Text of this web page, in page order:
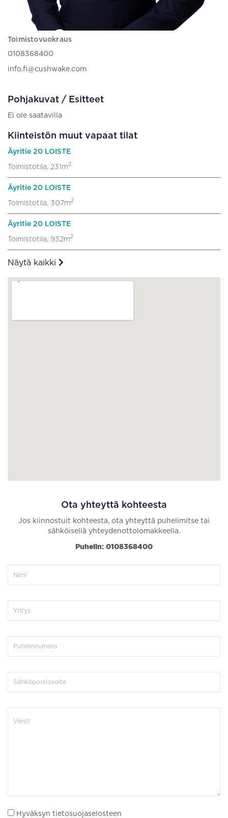
Toimistovuokraus
0108368400
info.fi@cushwake.com
Pohjakuvat / Esitteet
Ei ole saatavilla
Kiinteistön muut vapaat tilat
Äyritie 20 LOISTE
Toimistotila, 231m2
Äyritie 20 LOISTE
Toimistotila, 307m2
Äyritie 20 LOISTE
Toimistotila, 932m2
Näytä kaikki
Ota yhteyttä kohteesta
Jos kiinnostuit kohteesta, ota yhteyttä puhelimitse tai
sähköisellä yhteydenottolomakkeella.
Puhelin: 0108368400
Hyväksyn tietosuojaselosteen